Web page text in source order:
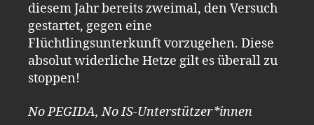
diesem Jahr bereits zweimal, den Versuch
gestartet, gegen eine
Flüchtlingsunterkunft vorzugehen. Diese
absolut widerliche Hetze gilt es überall zu
stoppen!
No PEGIDA, No IS-Unterstützer*innen